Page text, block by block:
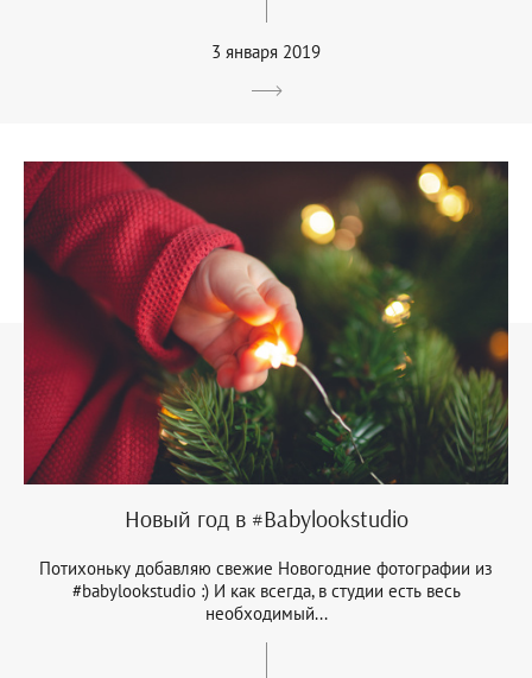
3 января 2019
Новый год в #Babylookstudio
Потихоньку добавляю свежие Новогодние фотографии из
#babylookstudio :) И как всегда, в студии есть весь
необходимый...